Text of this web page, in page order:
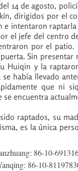
14 de agosto,
dirigidos por el
e intentaron
el jefe del centro
por el patio.
Sin
Huiqin y la
había llevado
que ni
se encuentra
raptados, su
es la única
86-10-
86-10-